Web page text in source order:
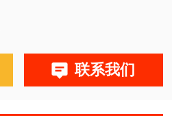
联系我们